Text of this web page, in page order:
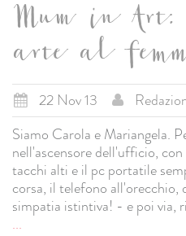
Mum in Art:
arte al
22 Nov 13
Siamo Carola e Mariangela.
nell'ascensore dell'ufficio,
tacchi alti e il pc portatile
corsa, il telefono all'orecchio,
simpatia istintiva! - e poi via,
...